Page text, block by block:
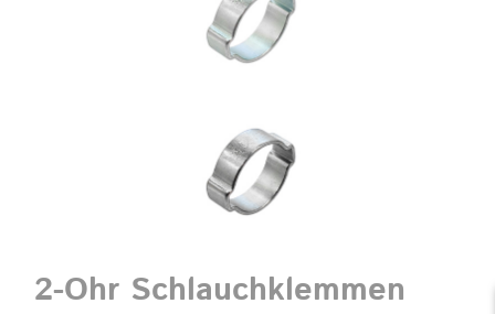
2-Ohr Schlauchklemmen